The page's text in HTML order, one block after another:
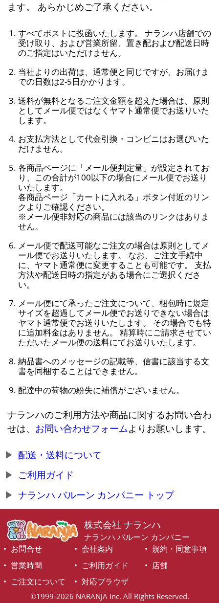
ます。 あらかじめご了承ください。
すべてポストに投函いたします。 ナランハ店舗での
受け取り、および営業所留、置き配および配送日時
のご指定はいただけません。
当社よりの出荷は、通常便と同じですが、お届けま
での日数は2-5日かかります。
送料が無料となるご注文金額を超えた場合は、原則
としてメール便ではなくヤマト通常便でお送りいた
します。
お支払方法として代金引換・コンビニはお選びいた
だけません。
各商品ページに「メール便判定量」が設定されてお
り、この合計が100以下の場合にメール便でお送り
いたします。
各商品ページ「カートに入れる」ボタン付近のリン
クよりご確認ください。
※メール便非対応の商品には該当のリンクはありま
せん。
メール便で配送可能なご注文の場合は原則としてメ
ール便でお送りいたします。 なお、ご注文手続中
に、ヤマト通常便に変更することも可能です。 支払
方法や配送日時の指定がある場合にご選択くださ
い。
メール便にて承ったご注文について、梱包時に規定
サイズを超過してメール便でお送りできない場合は
ヤマト通常便でお送りいたします。 その場合でも特
に追加料金はありません。 精算時にご請求させてい
ただいたメール便の送料にてお送りいたします。
納品書へのメッセージの記載等、信書に該当する文
書を同梱することはできません。
配達中の荷物の紛失に補償がございません。
ナランハのご利用方法や商品に関するお問い合わ
せは、 お問い合わせフォームよりお願いします。
配送・送料について
ご利用ガイド
ナランハ バルーン カンパニー トップ
株式会社 ナランハ
ナランハ バルーン カンパニー
お問合せ
会社案内
規約・同意事項
営業時間
ご利用ガイド
店舗
ご注文について
対応ブラウザ
©1999-2026 NARANJA Inc. All Rights Reserved.